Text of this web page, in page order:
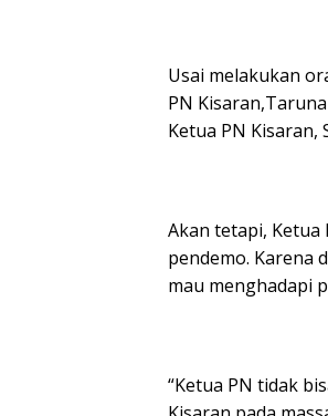
Usai melakukan
PN
Ketua PN Kisaran,
Akan tetapi, Ketua
pendemo. Karena
mau menghadapi
“Ketua PN tidak